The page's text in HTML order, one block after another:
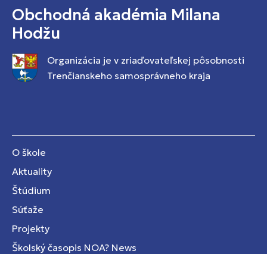
Obchodná akadémia Milana
Hodžu
Organizácia je v zriaďovateľskej pôsobnosti
Trenčianskeho samosprávneho kraja
O škole
Aktuality
Štúdium
Súťaže
Projekty
Školský časopis NOA? News